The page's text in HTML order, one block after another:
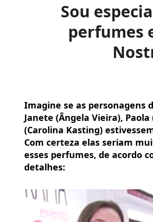
Sou
perfumes
Imagine se as personagens
Janete (Ângela Vieira),
(Carolina Kasting)
Com certeza elas seriam
esses perfumes, de acordo
detalhes: